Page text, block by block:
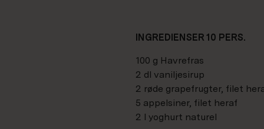
INGREDIENSER 10 PERS.
100 g Havrefras
2 dl vaniljesirup
2 røde grapefrugter, filet
5 appelsiner, filet heraf
2 l yoghurt naturel